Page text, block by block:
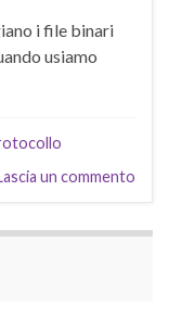
i file binari
usiamo
un commento